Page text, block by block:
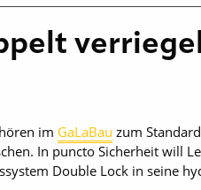
im GaLaBau zum
In puncto Sicherheit will
Double Lock in seine